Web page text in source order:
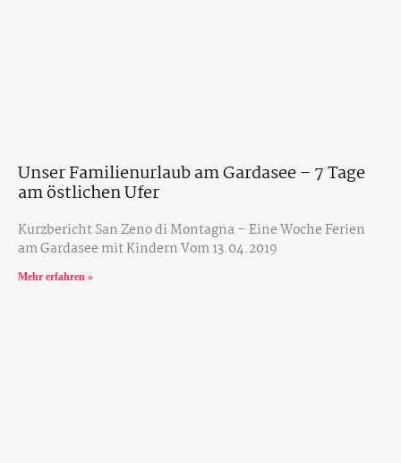
Unser Familienurlaub am Gardasee – 7 Tage
am östlichen Ufer
Kurzbericht San Zeno di Montagna – Eine Woche Ferien
am Gardasee mit Kindern Vom 13.04.2019
Mehr erfahren »